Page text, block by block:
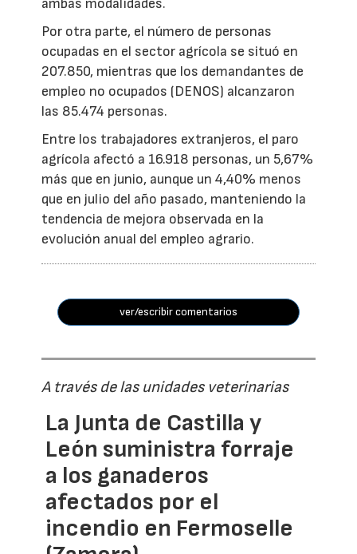
ambas modalidades.
Por otra parte, el número de personas
ocupadas en el sector agrícola se situó en
207.850, mientras que los demandantes de
empleo no ocupados (DENOS) alcanzaron
las 85.474 personas.
Entre los trabajadores extranjeros, el paro
agrícola afectó a 16.918 personas, un 5,67%
más que en junio, aunque un 4,40% menos
que en julio del año pasado, manteniendo la
tendencia de mejora observada en la
evolución anual del empleo agrario.
ver/escribir comentarios
A través de las unidades veterinarias
La Junta de Castilla y
León suministra forraje
a los ganaderos
afectados por el
incendio en Fermoselle